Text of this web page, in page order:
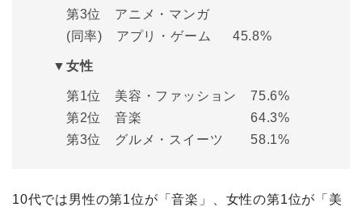
第3位 アニメ・マンガ
(同率) アプリ・ゲーム 45.8%
▼女性
第1位 美容・ファッション 75.6%
第2位 音楽 64.3%
第3位 グルメ・スイーツ 58.1%
10代では男性の第1位が「音楽」、女性の第1位が「美